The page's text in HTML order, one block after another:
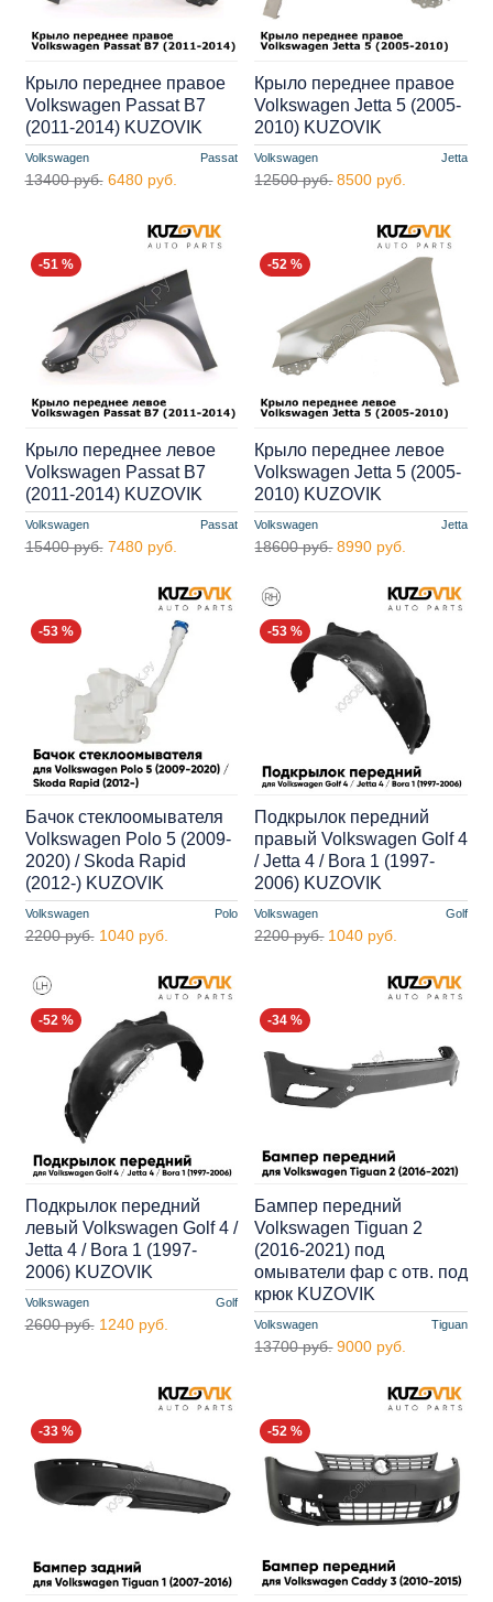
Volkswagen Passat
Крыло переднее правое
Volkswagen Passat B7
(2011-2014) KUZOVIK
13400 руб. 6480 руб.
Volkswagen Jetta
Крыло переднее правое
Volkswagen Jetta 5 (2005-
2010) KUZOVIK
12500 руб. 8500 руб.
-51 %
Volkswagen Passat
Крыло переднее левое
Volkswagen Passat B7
(2011-2014) KUZOVIK
15400 руб. 7480 руб.
-52 %
Volkswagen Jetta
Крыло переднее левое
Volkswagen Jetta 5 (2005-
2010) KUZOVIK
18600 руб. 8990 руб.
-53 %
Volkswagen Polo
Бачок стеклоомывателя
Volkswagen Polo 5 (2009-
2020) / Skoda Rapid
(2012-) KUZOVIK
2200 руб. 1040 руб.
-53 %
Volkswagen Golf
Подкрылок передний
правый Volkswagen Golf 4
/ Jetta 4 / Bora 1 (1997-
2006) KUZOVIK
2200 руб. 1040 руб.
-52 %
Volkswagen Golf
Подкрылок передний
левый Volkswagen Golf 4 /
Jetta 4 / Bora 1 (1997-
2006) KUZOVIK
2600 руб. 1240 руб.
-34 %
Volkswagen Tiguan
Бампер передний
Volkswagen Tiguan 2
(2016-2021) под
омыватели фар с отв. под
крюк KUZOVIK
13700 руб. 9000 руб.
-33 % -52 %